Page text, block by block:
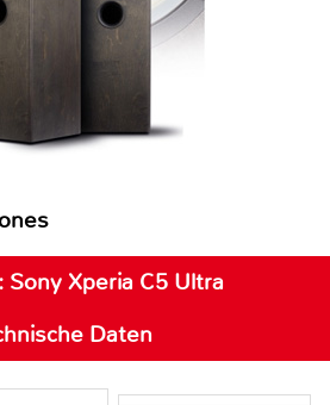
Xperia C5 Ultra
Daten